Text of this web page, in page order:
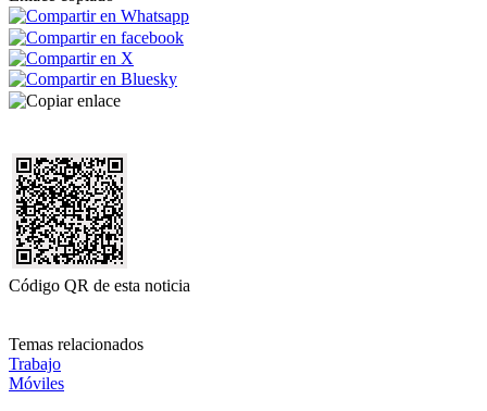
Código QR de esta noticia
Temas relacionados
Trabajo
Móviles